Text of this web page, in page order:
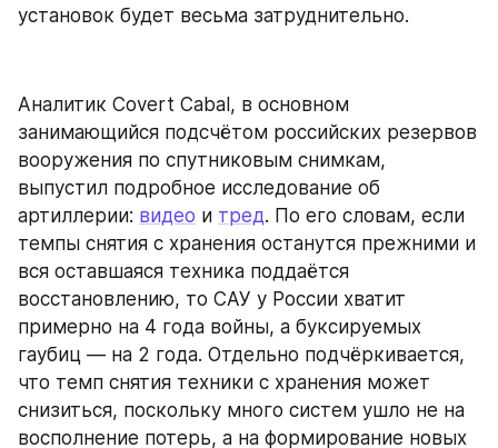
установок будет весьма затруднительно.
Аналитик Covert Cabal, в основном
занимающийся подсчётом российских резервов
вооружения по спутниковым снимкам,
выпустил подробное исследование об
артиллерии: видео и тред. По его словам, если
темпы снятия с хранения останутся прежними и
вся оставшаяся техника поддаётся
восстановлению, то САУ у России хватит
примерно на 4 года войны, а буксируемых
гаубиц — на 2 года. Отдельно подчёркивается,
что темп снятия техники с хранения может
снизиться, поскольку много систем ушло не на
восполнение потерь, а на формирование новых